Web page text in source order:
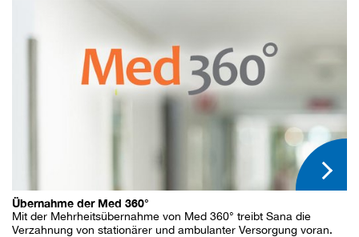
Übernahme der Med 360°
Mit der Mehrheitsübernahme von Med 360° treibt Sana die
Verzahnung von stationärer und ambulanter Versorgung voran.